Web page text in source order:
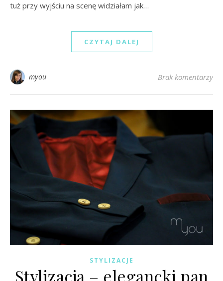
tuż przy wyjściu na scenę widziałam jak…
CZYTAJ DALEJ
myou Brak komentarzy
STYLIZACJE
Stylizacja – elegancki pan